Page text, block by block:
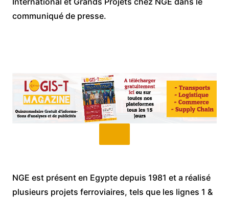
communiqué de presse.
NGE est présent en Egypte depuis 1981 et a réalisé
plusieurs projets ferroviaires, tels que les lignes 1 &